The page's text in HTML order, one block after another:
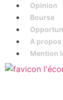
Opinion
Bourse
A propos
Mention